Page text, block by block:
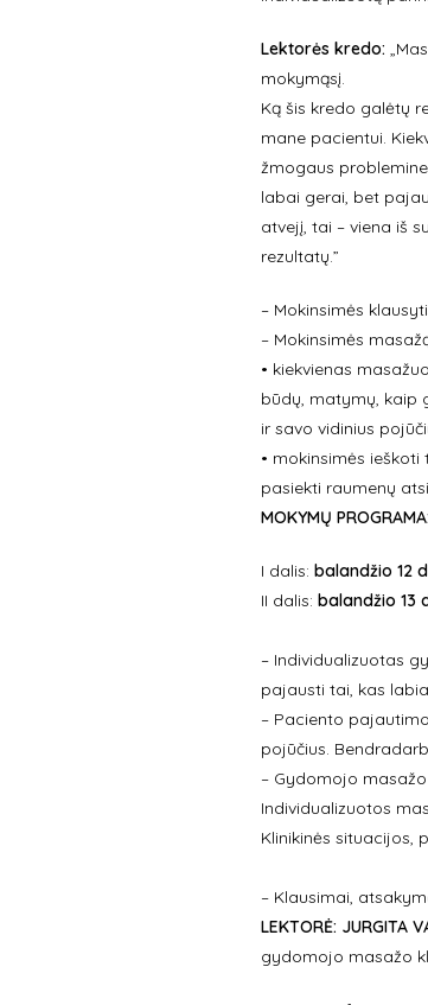
Lektorės kredo:
mokymąsį.
Ką šis kredo galėtų
mane pacientui.
žmogaus
labai gerai, bet
atvejį, tai – viena iš
rezultatų.”
– Mokinsimės
– Mokinsimės
• kiekvienas
būdų, matymų, kaip
ir savo vidinius
• mokinsimės
pasiekti raumenų
MOKYMŲ PROGRAMA:
I dalis: balandžio 12
II dalis: balandžio 13
– Individualizuotas
pajausti tai, kas
– Paciento
pojūčius.
– Gydomojo
Individualizuotos
Klinikinės situacijos,
– Klausimai,
LEKTORĖ: JURGITA
gydomojo masažo